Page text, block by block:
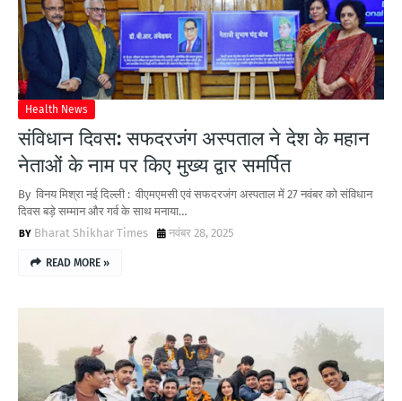
Health News
संविधान दिवस: सफदरजंग अस्पताल ने देश के महान
नेताओं के नाम पर किए मुख्य द्वार समर्पित
By विनय मिश्रा नई दिल्ली : वीएमएमसी एवं सफदरजंग अस्पताल में 27 नवंबर को संविधान
दिवस बड़े सम्मान और गर्व के साथ मनाया…
Bharat Shikhar Times
नवंबर 28, 2025
READ MORE »